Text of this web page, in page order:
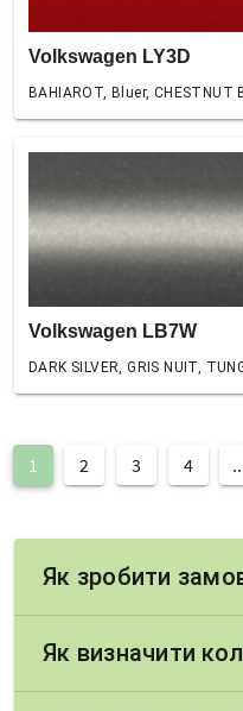
Volkswagen LY3D
BAHIAROT, Bluer, CHESTNUT
Volkswagen LB7W
DARK SILVER, GRIS NUIT,
1 2 3 4
Як зробити
Як визначити